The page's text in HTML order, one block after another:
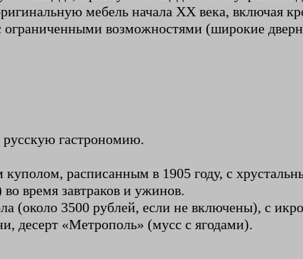
мебель начала XX века, включая
ограниченными возможностями (широкие
русскую гастрономию.
куполом, расписанным в 1905 году, с
время завтраков и ужинов.
(около 3500 рублей, если не включены), с
десерт «Метрополь» (мусс с ягодами).